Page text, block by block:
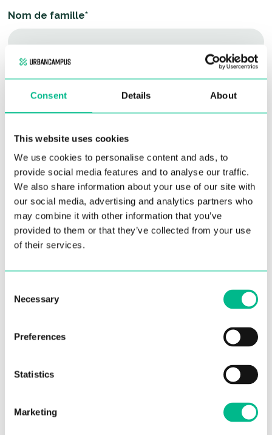
Consent Details About
This website uses cookies
We use cookies to personalise content and ads, to
provide social media features and to analyse our traffic.
We also share information about your use of our site with
our social media, advertising and analytics partners who
may combine it with other information that you’ve
provided to them or that they’ve collected from your use
of their services.
Selection
Necessary
Preferences
Statistics
Marketing
Nom de famille*
Numéro de téléphone
Email*
Message
Je confirme avoir lu et accepté la
politique de protection des